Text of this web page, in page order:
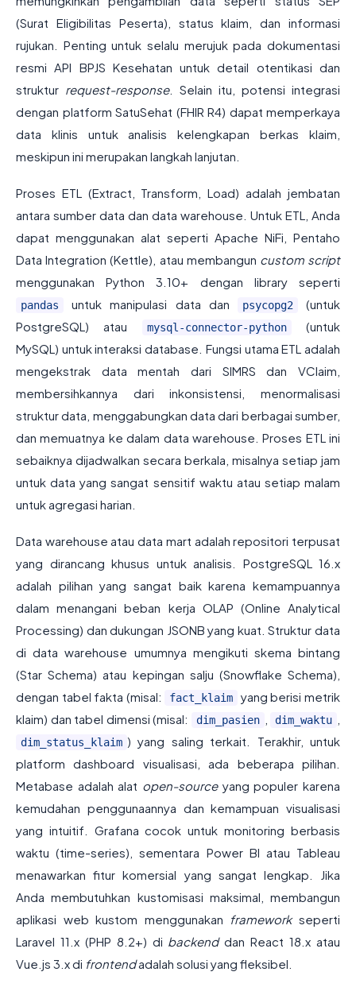
(Surat Eligibilitas Peserta), status klaim, dan informasi
rujukan. Penting untuk selalu merujuk pada dokumentasi
resmi API BPJS Kesehatan untuk detail otentikasi dan
struktur request-response. Selain itu, potensi integrasi
dengan platform SatuSehat (FHIR R4) dapat memperkaya
data klinis untuk analisis kelengkapan berkas klaim,
meskipun ini merupakan langkah lanjutan.
Proses ETL (Extract, Transform, Load) adalah jembatan
antara sumber data dan data warehouse. Untuk ETL, Anda
dapat menggunakan alat seperti Apache NiFi, Pentaho
Data Integration (Kettle), atau membangun custom script
menggunakan Python 3.10+ dengan library seperti
pandas untuk manipulasi data dan psycopg2
(untuk
PostgreSQL) atau
mysql-connector-python
(untuk
MySQL) untuk interaksi database. Fungsi utama ETL adalah
mengekstrak data mentah dari SIMRS dan VClaim,
membersihkannya dari inkonsistensi, menormalisasi
struktur data, menggabungkan data dari berbagai sumber,
dan memuatnya ke dalam data warehouse. Proses ETL ini
sebaiknya dijadwalkan secara berkala, misalnya setiap jam
untuk data yang sangat sensitif waktu atau setiap malam
untuk agregasi harian.
Data warehouse atau data mart adalah repositori terpusat
yang dirancang khusus untuk analisis. PostgreSQL 16.x
adalah pilihan yang sangat baik karena kemampuannya
dalam menangani beban kerja OLAP (Online Analytical
Processing) dan dukungan JSONB yang kuat. Struktur data
di data warehouse umumnya mengikuti skema bintang
(Star Schema) atau kepingan salju (Snowflake Schema),
dengan tabel fakta (misal:
fact_klaim
yang berisi metrik
klaim) dan tabel dimensi (misal:
dim_pasien dim_waktu
dim_status_klaim ) yang saling terkait. Terakhir, untuk
platform dashboard visualisasi, ada beberapa pilihan.
Metabase adalah alat open-sourceyang populer karena
kemudahan penggunaannya dan kemampuan visualisasi
yang intuitif. Grafana cocok untuk monitoring berbasis
waktu (time-series), sementara Power BI atau Tableau
menawarkan fitur komersial yang sangat lengkap. Jika
Anda membutuhkan kustomisasi maksimal, membangun
aplikasi web kustom menggunakan frameworkseperti
Laravel 11.x (PHP 8.2+) di backenddan React 18.x atau
Vue.js 3.x di frontendadalah solusi yang fleksibel.